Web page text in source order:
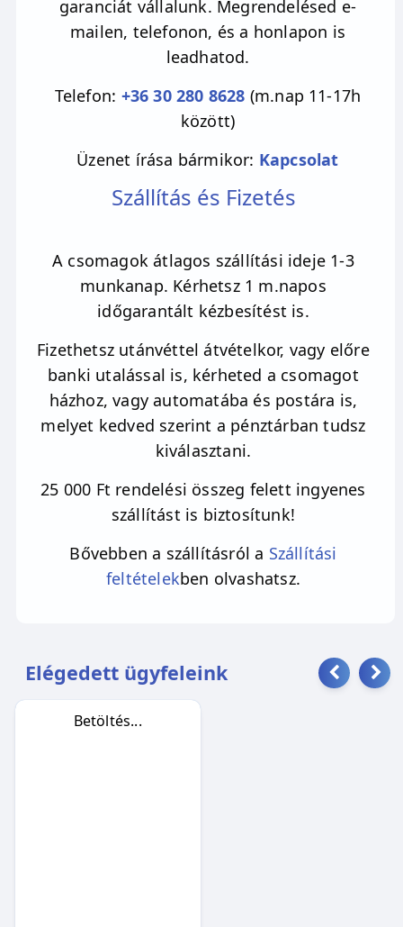
vagyunk kénytelenek érintkezni, a citrin
segíthet magunktól távol tartani az ő
garanciát vállalunk. Megrendelésed e-
mailen, telefonon, és a honlapon is
leadhatod.
Telefon: +36 30 280 8628 (m.nap 11-17h
között)
Üzenet írása bármikor: Kapcsolat
Szállítás és Fizetés
A csomagok átlagos szállítási ideje 1-3
munkanap. Kérhetsz 1 m.napos
időgarantált kézbesítést is.
Fizethetsz utánvéttel átvételkor, vagy előre
banki utalással is, kérheted a csomagot
házhoz, vagy automatába és postára is,
melyet kedved szerint a pénztárban tudsz
kiválasztani.
25 000 Ft rendelési összeg felett ingyenes
szállítást is biztosítunk!
Bővebben a szállításról a Szállítási
feltételekben olvashatsz.
Elégedett ügyfeleink
Betöltés...